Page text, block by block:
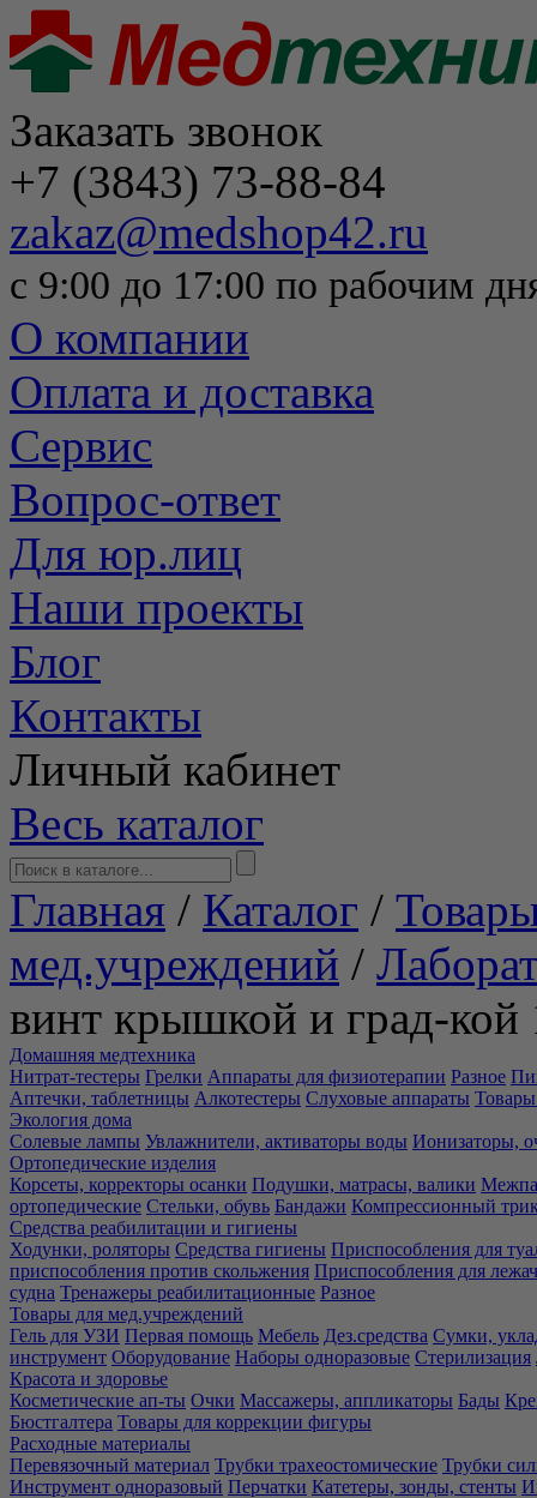
Заказать звонок
+7 (3843) 73-88-84
zakaz@medshop42.ru
с 9:00 до 17:00 по рабочим
О компании
Оплата и доставка
Сервис
Вопрос-ответ
Для юр.лиц
Наши проекты
Блог
Контакты
Личный кабинет
Весь каталог
Главная / Каталог /
мед.учреждений /
винт крышкой и град-кой
Домашняя медтехника
Нитрат-тестеры Грелки Аппараты для физиотерапии Разное
Аптечки, таблетницы Алкотестеры Слуховые аппараты Товары
Экология дома
Солевые лампы Увлажнители, активаторы воды Ионизаторы,
Ортопедические изделия
Корсеты, корректоры осанки Подушки, матрасы, валики
ортопедические Стельки, обувь Бандажи Компрессионный
Средства реабилитации и гигиены
Ходунки, роляторы Средства гигиены Приспособления для
приспособления против скольжения Приспособления для
судна Тренажеры реабилитационные Разное
Товары для мед.учреждений
Гель для УЗИ Первая помощь Мебель Дез.средства Сумки,
инструмент Оборудование Наборы одноразовые Стерилизация
Красота и здоровье
Косметические ап-ты Очки Массажеры, аппликаторы Бады
Бюстгалтера Товары для коррекции фигуры
Расходные материалы
Перевязочный материал Трубки трахеостомические Трубки
Инструмент одноразовый Перчатки Катетеры, зонды, стенты